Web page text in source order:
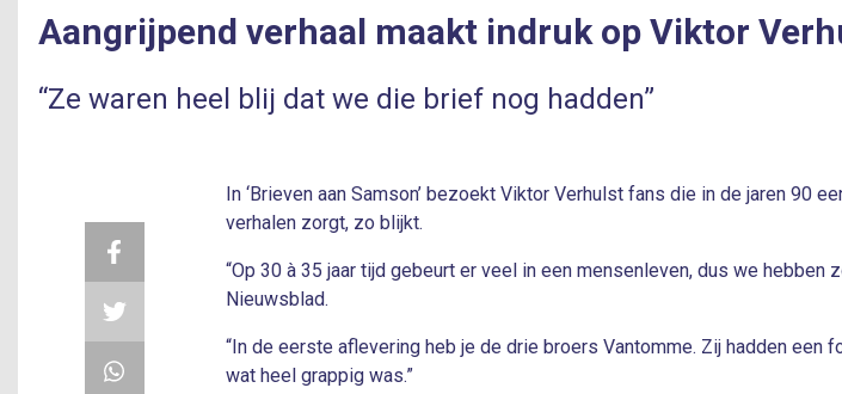
Aangrijpend verhaal maakt indruk op Viktor
“Ze waren heel blij dat we die brief nog hadden”
In ‘Brieven aan Samson’ bezoekt Viktor Verhulst fans die in de jaren 90
verhalen zorgt, zo blijkt.
“Op 30 à 35 jaar tijd gebeurt er veel in een mensenleven, dus we
Nieuwsblad.
“In de eerste aflevering heb je de drie broers Vantomme. Zij hadden een
wat heel grappig was.”